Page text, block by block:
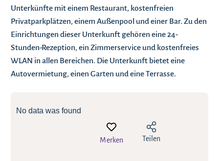
Unterkünfte mit einem Restaurant, kostenfreien
Privatparkplätzen, einem Außenpool und einer Bar. Zu den
Einrichtungen dieser Unterkunft gehören eine 24-
Stunden-Rezeption, ein Zimmerservice und kostenfreies
WLAN in allen Bereichen. Die Unterkunft bietet eine
Autovermietung, einen Garten und eine Terrasse.
No data was found
Merken Teilen